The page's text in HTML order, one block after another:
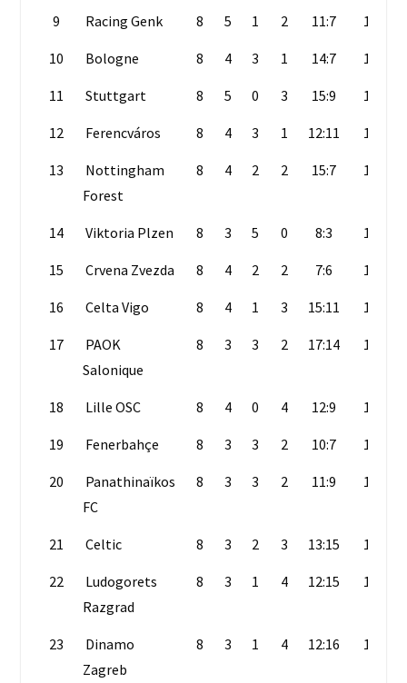
9 Racing Genk 8 5 1 2 11:7 16
10 Bologne 8 4 3 1 14:7 15
11 Stuttgart 8 5 0 3 15:9 15
12 Ferencváros 8 4 3 1 12:11 15
13
Nottingham
Forest
8 4 2 2 15:7 14
14 Viktoria Plzen 8 3 5 0 8:3 14
15 Crvena Zvezda 8 4 2 2 7:6 14
16 Celta Vigo 8 4 1 3 15:11 13
17
PAOK
Salonique
8 3 3 2 17:14 12
18 Lille OSC 8 4 0 4 12:9 12
19 Fenerbahçe 8 3 3 2 10:7 12
20
Panathinaïkos
FC
8 3 3 2 11:9 12
21 Celtic 8 3 2 3 13:15 11
22
Ludogorets
Razgrad
8 3 1 4 12:15 10
23
Dinamo
Zagreb
8 3 1 4 12:16 10